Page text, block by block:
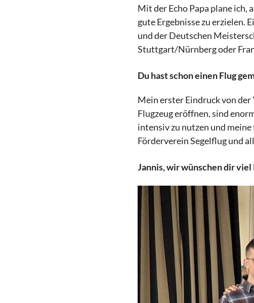
Mit der Echo Papa plane
gute Ergebnisse zu erzielen.
und der Deutschen
Stuttgart/Nürnberg oder
Du hast schon einen Flug
Mein erster Eindruck von
Flugzeug eröffnen, sind
intensiv zu nutzen und
Förderverein Segelflug und
Jannis, wir wünschen dir